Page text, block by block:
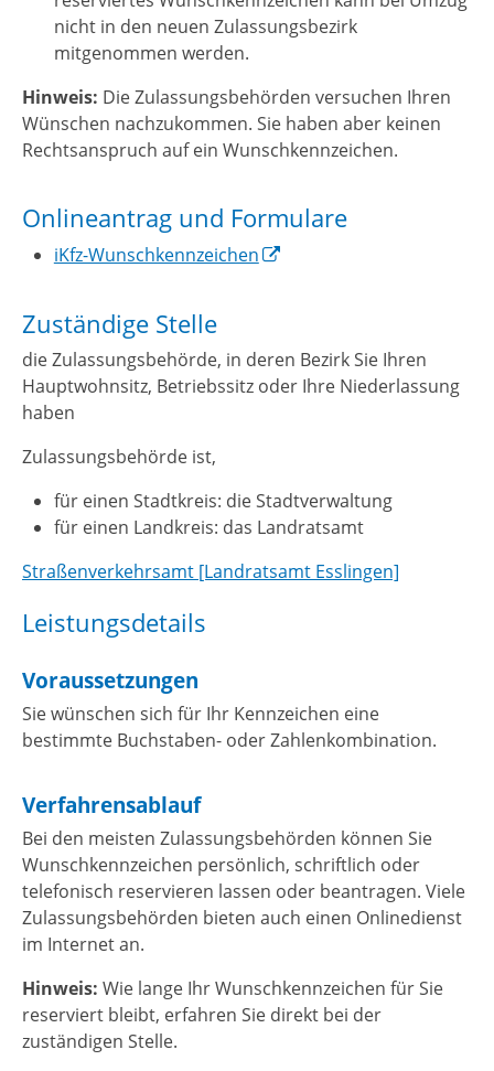
nicht in den neuen Zulassungsbezirk
mitgenommen werden.
Hinweis: Die Zulassungsbehörden versuchen Ihren
Wünschen nachzukommen. Sie haben aber keinen
Rechtsanspruch auf ein Wunschkennzeichen.
Onlineantrag und Formulare
iKfz-Wunschkennzeichen
Zuständige Stelle
die Zulassungsbehörde, in deren Bezirk Sie Ihren
Hauptwohnsitz, Betriebssitz oder Ihre Niederlassung
haben
Zulassungsbehörde ist,
für einen Stadtkreis: die Stadtverwaltung
für einen Landkreis: das Landratsamt
Straßenverkehrsamt [Landratsamt Esslingen]
Leistungsdetails
Voraussetzungen
Sie wünschen sich für Ihr Kennzeichen eine
bestimmte Buchstaben- oder Zahlenkombination.
Verfahrensablauf
Bei den meisten Zulassungsbehörden können Sie
Wunschkennzeichen persönlich, schriftlich oder
telefonisch reservieren lassen oder beantragen. Viele
Zulassungsbehörden bieten auch einen Onlinedienst
im Internet an.
Hinweis: Wie lange Ihr Wunschkennzeichen für Sie
reserviert bleibt, erfahren Sie direkt bei der
zuständigen Stelle.